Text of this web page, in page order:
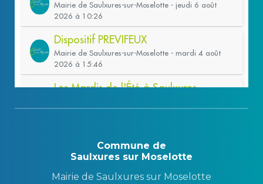
Commune de
Saulxures sur Moselotte
Mairie de Saulxures sur Moselotte